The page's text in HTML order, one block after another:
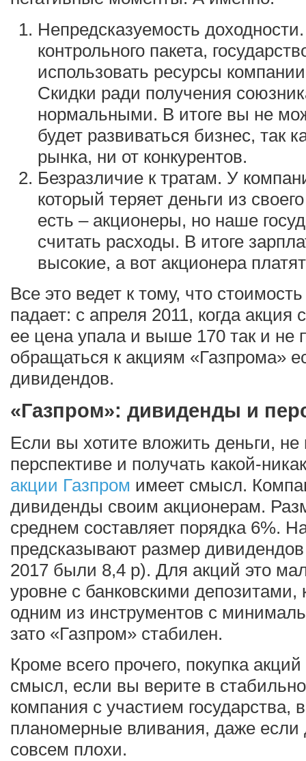
Непредсказуемость
контрольного пакета,
использовать ресурсы
Скидки ради получения
нормальными. В итоге вы не
будет развиваться бизнес, так
рынка, ни от конкурентов.
Безразличие к тратам. У
который теряет деньги из
есть – акционеры, но наше
считать расходы. В итоге
высокие, а вот акционера
Все это ведет к тому, что
падает: с апреля 2011, когда акция
ее цена упала и выше 170 так и не
обращаться к акциям «Газпрома»
дивидендов.
«Газпром»: дивиденды и
Если вы хотите вложить деньги, не
перспективе и получать какой-
акции Газпром имеет смысл.
дивиденды своим акционерам.
среднем составляет порядка 6%.
предсказывают размер
2017 были 8,4 р). Для акций это
уровне с банковскими депозитами,
одним из инструментов с
зато «Газпром» стабилен.
Кроме всего прочего, покупка
смысл, если вы верите в
компания с участием государства,
планомерные вливания, даже если
совсем плохи.